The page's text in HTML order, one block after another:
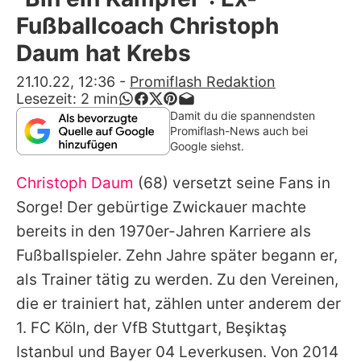
Alle Themen auf Promiflash
Jobs
App runterladen
Team
Redaktionelle Richtlinien
Impressum
Datenschutzerklärung
Nutzungsbedingungen
Utiq verwalten
Fußballcoach Christoph
Daum hat Krebs
21.10.22, 12:36 - Promiflash Redaktion
Lesezeit: 2 min
Damit du die spannendsten
Promiflash-News auch bei
Google siehst.
Christoph Daum (68) versetzt seine Fans in
Sorge! Der gebürtige Zwickauer machte
bereits in den 1970er-Jahren Karriere als
Fußballspieler. Zehn Jahre später begann er,
als Trainer tätig zu werden. Zu den Vereinen,
die er trainiert hat, zählen unter anderem der
1. FC Köln, der VfB Stuttgart, Beşiktaş
Istanbul und Bayer 04 Leverkusen. Von 2014